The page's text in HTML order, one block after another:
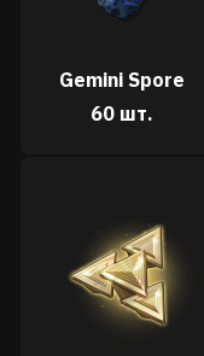
Gemini Spore
60 шт.